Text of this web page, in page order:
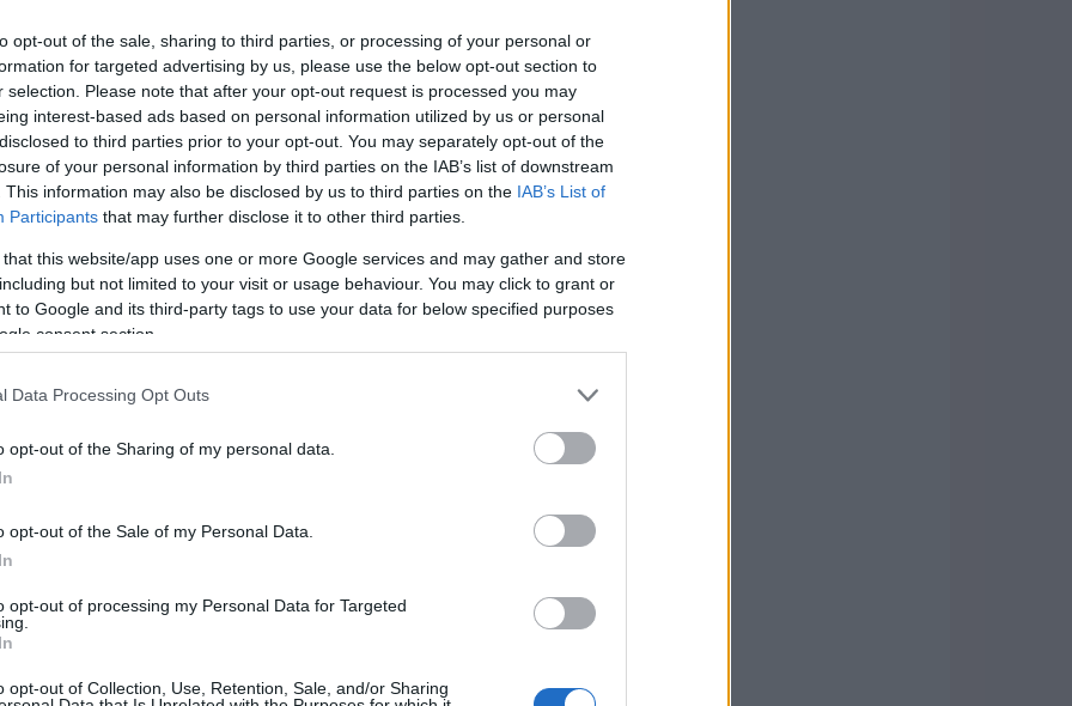
opt-out of the sale, sharing to third parties, or processing of your personal or
for targeted advertising by us, please use the below opt-out section to
selection. Please note that after your opt-out request is processed you may
interest-based ads based on personal information utilized by us or personal
to third parties prior to your opt-out. You may separately opt-out of the
of your personal information by third parties on the IAB’s list of downstream
This information may also be disclosed by us to third parties on the IAB’s List of
Participants that may further disclose it to other third parties.
that this website/app uses one or more Google services and may gather and store
but not limited to your visit or usage behaviour. You may click to grant or
to Google and its third-party tags to use your data for below specified purposes
consent section.
Data Processing Opt Outs
opt-out of the Sharing of my personal data.
opt-out of the Sale of my Personal Data.
opt-out of processing my Personal Data for Targeted
opt-out of Collection, Use, Retention, Sale, and/or Sharing
attrice, simbolo del cinema francese, ha
dai suoi22 anni, quando è diventata un sex
La sua bellezza e la sua personalità
nel mondo della moda.
un vero e propriofenomeno culturale. Con